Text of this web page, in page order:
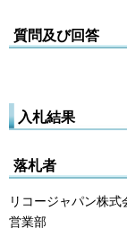
質問及び回答
入札結果
落札者
リコージャパン株
営業部